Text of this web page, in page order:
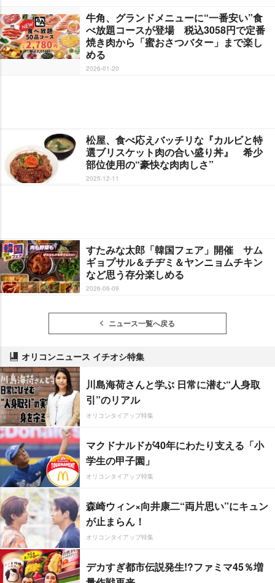
牛角、グランドメニューに“一番安い”食
べ放題コースが登場 税込3058円で定番
焼き肉から「蜜おさつバター」まで楽し
める
2026-01-20
松屋、食べ応えバッチリな『カルビと特
選ブリスケット肉の合い盛り丼』 希少
部位使用の“豪快な肉肉しさ”
2025-12-11
すたみな太郎「韓国フェア」開催 サム
ギョプサル＆チヂミ＆ヤンニョムチキン
など思う存分楽しめる
2026-06-09
ニュース一覧へ戻る
オリコンニュース イチオシ特集
川島海荷さんと学ぶ 日常に潜む“人身取
引”のリアル
オリコンタイアップ特集
マクドナルドが40年にわたり支える「小
学生の甲子園」
オリコンタイアップ特集
森崎ウィン×向井康二“両片思い”にキュン
が止まらん！
オリコンタイアップ特集
デカすぎ都市伝説発生!?ファミマ45％増